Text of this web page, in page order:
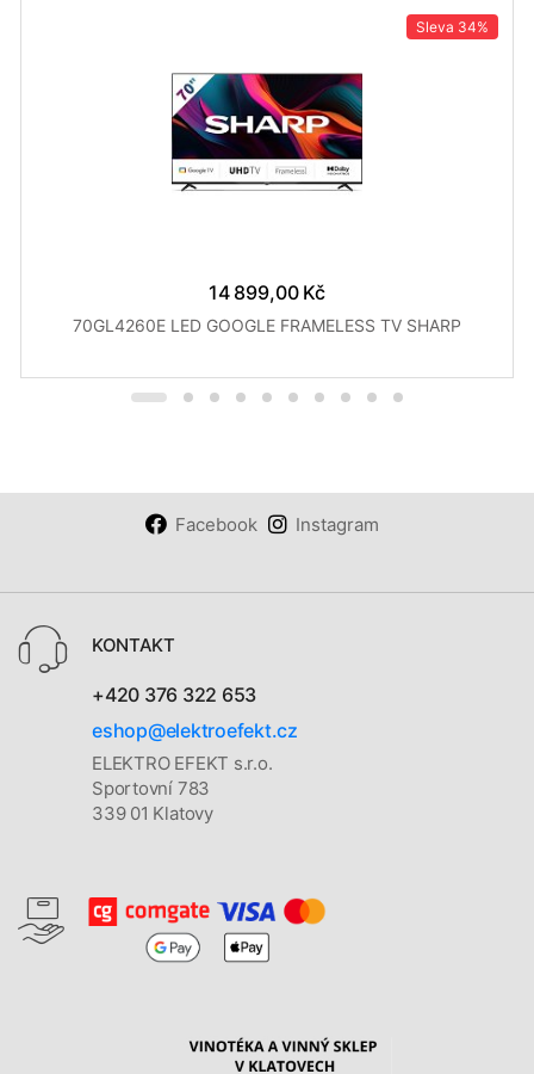
Sleva 34%
14 899,00 Kč
70GL4260E LED GOOGLE FRAMELESS TV SHARP
Facebook Instagram
KONTAKT
+420 376 322 653
eshop@elektroefekt.cz
ELEKTRO EFEKT s.r.o.
Sportovní 783
339 01 Klatovy